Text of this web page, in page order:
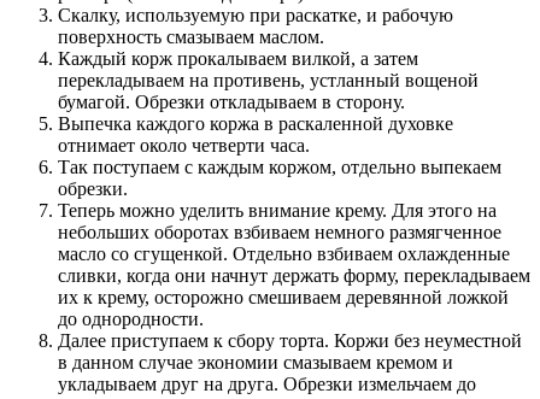
Скалку, используемую при раскатке, и рабочую
поверхность смазываем маслом.
Каждый корж прокалываем вилкой, а затем
перекладываем на противень, устланный вощеной
бумагой. Обрезки откладываем в сторону.
Выпечка каждого коржа в раскаленной духовке
отнимает около четверти часа.
Так поступаем с каждым коржом, отдельно выпекаем
обрезки.
Теперь можно уделить внимание крему. Для этого на
небольших оборотах взбиваем немного размягченное
масло со сгущенкой. Отдельно взбиваем охлажденные
сливки, когда они начнут держать форму, перекладываем
их к крему, осторожно смешиваем деревянной ложкой
до однородности.
Далее приступаем к сбору торта. Коржи без неуместной
в данном случае экономии смазываем кремом и
укладываем друг на друга. Обрезки измельчаем до